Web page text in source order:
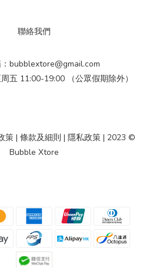
聯絡我們
bubblextore@gmail.com
五 11:00-19:00 （公眾假期除外）
策 | 條款及細則 | 隱私政策 | 2023 ©
Bubble Xtore